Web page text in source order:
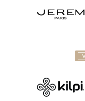
Kilpi
Lee
Cooper